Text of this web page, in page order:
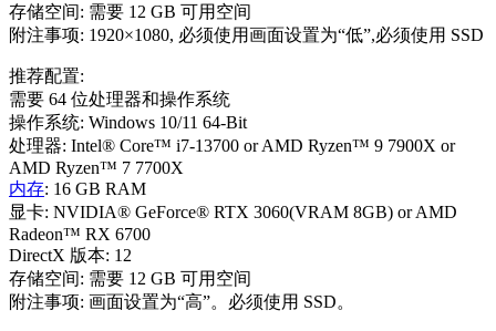
存储空间: 需要 12 GB 可用空间
附注事项: 1920×1080, 必须使用画面设置为“低”,必须使用 SSD
推荐配置:
需要 64 位处理器和操作系统
操作系统: Windows 10/11 64-Bit
处理器: Intel® Core™ i7-13700 or AMD Ryzen™ 9 7900X or
AMD Ryzen™ 7 7700X
内存: 16 GB RAM
显卡: NVIDIA® GeForce® RTX 3060(VRAM 8GB) or AMD
Radeon™ RX 6700
DirectX 版本: 12
存储空间: 需要 12 GB 可用空间
附注事项: 画面设置为“高”。必须使用 SSD。